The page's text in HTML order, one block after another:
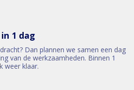
1 dag
Dan plannen we samen een dag
van de werkzaamheden. Binnen 1
weer klaar.